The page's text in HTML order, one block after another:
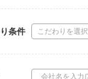
条件 こだわりを選択
会社名を入力